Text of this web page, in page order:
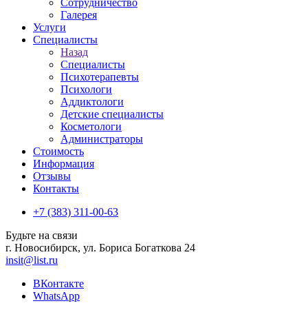
Сотрудничество
Галерея
Услуги
Специалисты
Назад
Специалисты
Психотерапевты
Психологи
Аддиктологи
Детские специалисты
Косметологи
Администраторы
Стоимость
Информация
Отзывы
Контакты
+7 (383) 311-00-63
Будьте на связи
г. Новосибирск, ул. Бориса Богаткова 24
insit@list.ru
ВКонтакте
WhatsApp